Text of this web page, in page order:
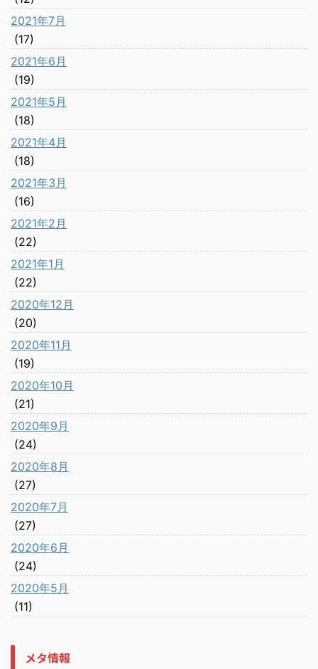
2021年7月
(17)
2021年6月
(19)
2021年5月
(18)
2021年4月
(18)
2021年3月
(16)
2021年2月
(22)
2021年1月
(22)
2020年12月
(20)
2020年11月
(19)
2020年10月
(21)
2020年9月
(24)
2020年8月
(27)
2020年7月
(27)
2020年6月
(24)
2020年5月
(11)
メタ情報